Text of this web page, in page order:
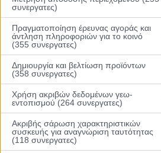
συνεργατες)
Πραγματοποίηση έρευνας αγοράς και
άντληση πληροφοριών για το κοινό
(355 συνεργατες)
Δημιουργία και βελτίωση προϊόντων
(358 συνεργατες)
Χρήση ακριβών δεδομένων γεω-
εντοπισμού (264 συνεργατες)
Ακριβής σάρωση χαρακτηριστικών
συσκευής για αναγνώριση ταυτότητας
(118 συνεργατες)
Αρχική
Βαθμολογία
Πρόγραμμα
Ομάδες
Gallery
Η εικόνα των αριθμών